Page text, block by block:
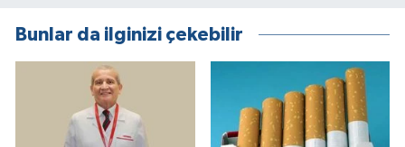
Bunlar da ilginizi çekebilir